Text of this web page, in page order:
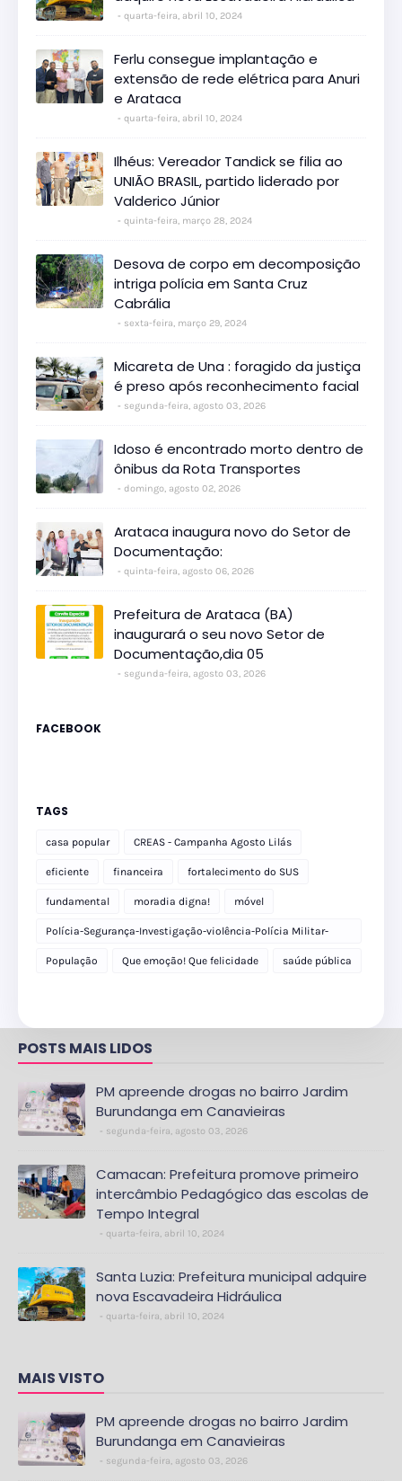
quarta-feira, abril 10, 2024
Ferlu consegue implantação e
extensão de rede elétrica para Anuri
e Arataca
quarta-feira, abril 10, 2024
Ilhéus: Vereador Tandick se filia ao
UNIÃO BRASIL, partido liderado por
Valderico Júnior
quinta-feira, março 28, 2024
Desova de corpo em decomposição
intriga polícia em Santa Cruz
Cabrália
sexta-feira, março 29, 2024
Micareta de Una : foragido da justiça
é preso após reconhecimento facial
segunda-feira, agosto 03, 2026
Idoso é encontrado morto dentro de
ônibus da Rota Transportes
domingo, agosto 02, 2026
Arataca inaugura novo do Setor de
Documentação:
quinta-feira, agosto 06, 2026
Prefeitura de Arataca (BA)
inaugurará o seu novo Setor de
Documentação,dia 05
segunda-feira, agosto 03, 2026
FACEBOOK
TAGS
casa popular CREAS - Campanha Agosto Lilás
eficiente financeira fortalecimento do SUS
fundamental moradia digna! móvel
Polícia-Segurança-Investigação-violência-Polícia Militar-
delegacia
População Que emoção! Que felicidade saúde pública
POSTS MAIS LIDOS
PM apreende drogas no bairro Jardim
Burundanga em Canavieiras
segunda-feira, agosto 03, 2026
Camacan: Prefeitura promove primeiro
intercâmbio Pedagógico das escolas de
Tempo Integral
quarta-feira, abril 10, 2024
Santa Luzia: Prefeitura municipal adquire
nova Escavadeira Hidráulica
quarta-feira, abril 10, 2024
MAIS VISTO
PM apreende drogas no bairro Jardim
Burundanga em Canavieiras
segunda-feira, agosto 03, 2026